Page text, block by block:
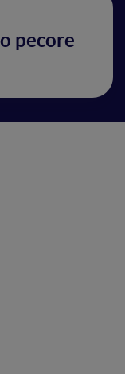
pecore